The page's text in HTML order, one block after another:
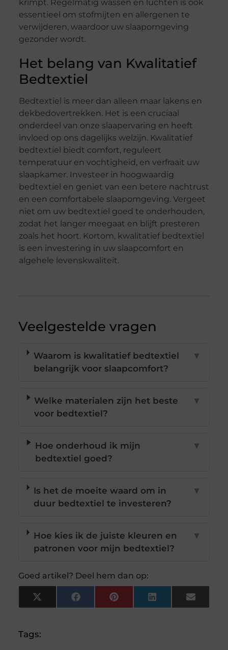
krimpt. Regelmatig wassen en luchten is ook
essentieel om stofmijten en allergenen te
verwijderen, waardoor uw slaapomgeving
gezonder wordt.
Het belang van Kwalitatief
Bedtextiel
Bedtextiel is meer dan alleen maar lakens en
dekbedovertrekken. Het is een cruciaal
onderdeel van onze slaapervaring en heeft
invloed op ons dagelijks welzijn. Kwalitatief
bedtextiel biedt comfort, reguleert
temperatuur en vochtigheid, en verfraait uw
slaapkamer. Investeer in hoogwaardig
bedtextiel en geniet van een betere nachtrust
en een comfortabele slaapomgeving. Vergeet
niet om uw bedtextiel goed te onderhouden,
zodat het langer meegaat en blijft presteren
zoals het hoort. Kortom, kwalitatief bedtextiel
is een investering in uw slaapcomfort en
algehele levenskwaliteit.
Veelgestelde vragen
Waarom is kwalitatief bedtextiel
belangrijk voor slaapcomfort?
▼
Welke materialen zijn het beste
voor bedtextiel?
▼
Hoe onderhoud ik mijn
bedtextiel goed?
▼
Is het de moeite waard om in
duur bedtextiel te investeren?
▼
Hoe kies ik de juiste kleuren en
patronen voor mijn bedtextiel?
▼
Goed artikel? Deel hem dan op:
X
(Twitter)
FacebookPinterestLinkedInEmail
Tags: